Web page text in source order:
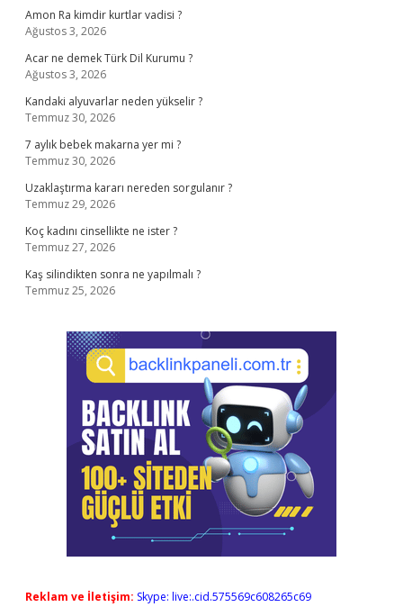
Amon Ra kimdir kurtlar vadisi ?
Ağustos 3, 2026
Acar ne demek Türk Dil Kurumu ?
Ağustos 3, 2026
Kandaki alyuvarlar neden yükselir ?
Temmuz 30, 2026
7 aylık bebek makarna yer mi ?
Temmuz 30, 2026
Uzaklaştırma kararı nereden sorgulanır ?
Temmuz 29, 2026
Koç kadını cinsellikte ne ister ?
Temmuz 27, 2026
Kaş silindikten sonra ne yapılmalı ?
Temmuz 25, 2026
Reklam ve İletişim: Skype: live:.cid.575569c608265c69